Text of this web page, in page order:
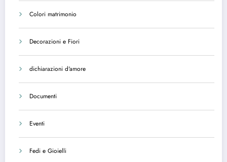
Colori matrimonio
Decorazioni e Fiori
dichiarazioni d'amore
Documenti
Eventi
Fedi e Gioielli